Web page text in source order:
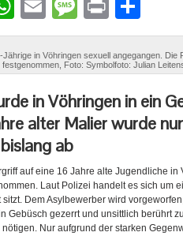
WhatsApp
EmailMessage
Print
in Vöhringen sexuell angegangen. Die
festgenommen, Foto: Symbolfoto: Julian
in Vöhringen in ein
alter Malier wurde
ab
auf eine 16 Jahre alte Jugendliche
Laut Polizei handelt es sich um
Dem Asylbewerber wird
Gebüsch gezerrt und unsittlich berührt
Nur aufgrund der starken